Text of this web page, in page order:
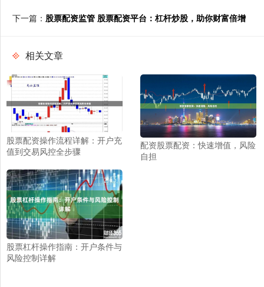
下一篇： 股票配资监管 股票配资平台：杠杆炒股，助你财富倍增
相关文章
股票配资操作流程详解：开户充
值到交易风控全步骤
配资股票配资：快速增值，风险
自担
股票杠杆操作指南：开户条件与
风险控制详解